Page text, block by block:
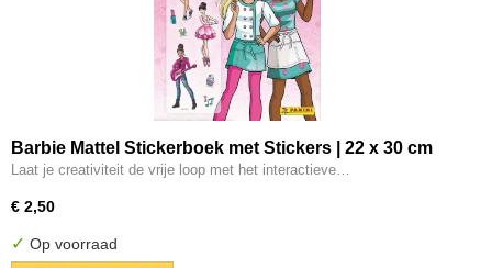
Barbie Mattel Stickerboek met Stickers | 22 x 30 cm
Laat je creativiteit de vrije loop met het interactieve…
€ 2,50
✓ Op voorraad